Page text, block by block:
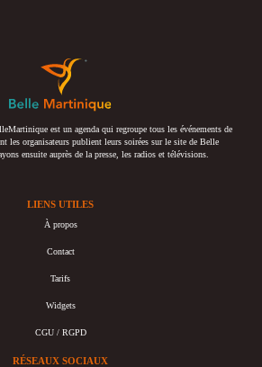
est un agenda qui regroupe tous les événements de
les organisateurs publient leurs soirées sur le site de Belle
ensuite auprès de la presse, les radios et télévisions.
LIENS UTILES
À propos
Contact
Tarifs
Widgets
CGU / RGPD
RÉSEAUX SOCIAUX